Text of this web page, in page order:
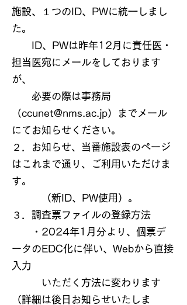
施設、１つのID、PWに統一しまし
た。
ID、PWは昨年12月に責任医・
担当医宛にメールをしております
が、
必要の際は事務局
（ccunet@nms.ac.jp）までメール
にて お知らせください。
２．お知らせ、当番施設表のページ
はこれまで通り、ご利用いただけま
す。
（新ID、PW使用）。
３．調査票ファイルの登録方法
・2024年1月分より、個票デ
ータのEDC化に伴い、Webから直接
入力
いただく方法に変わります
（詳細は後日お知らせいたしま